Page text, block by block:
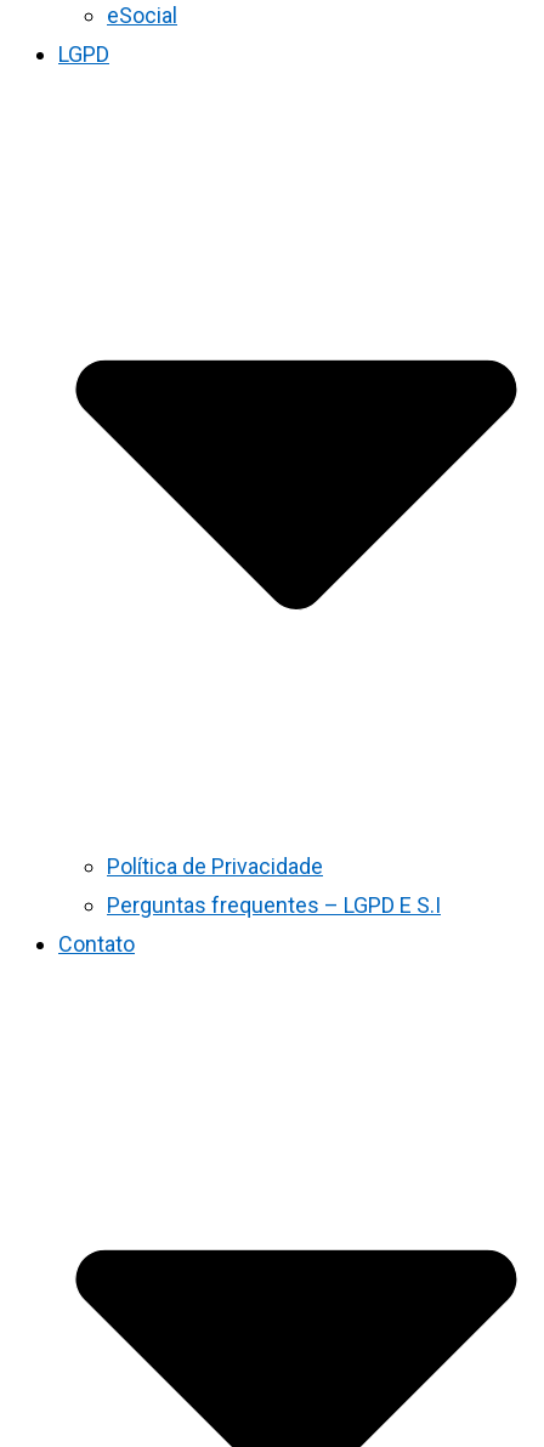
eSocial
LGPD
Política de Privacidade
Perguntas frequentes – LGPD E S.I
Contato